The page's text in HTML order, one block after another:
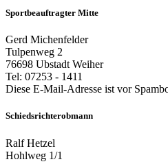
Sportbeauftragter Mitte
Gerd Michenfelder
Tulpenweg 2
76698 Ubstadt Weiher
Tel: 07253 - 1411
Diese E-Mail-Adresse ist vor
Schiedsrichterobmann
Ralf Hetzel
Hohlweg 1/1